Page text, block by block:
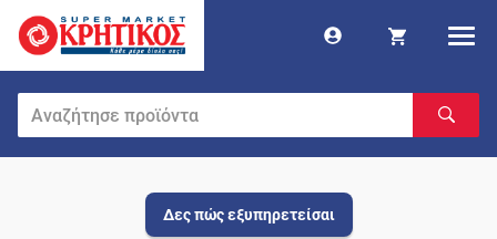
Δες πώς εξυπηρετείσαι